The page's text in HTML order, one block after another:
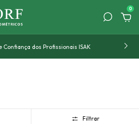
0
Confiança dos Profissionais ISAK
Filtrar